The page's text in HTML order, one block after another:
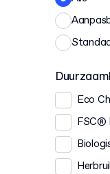
Eco
FSC®